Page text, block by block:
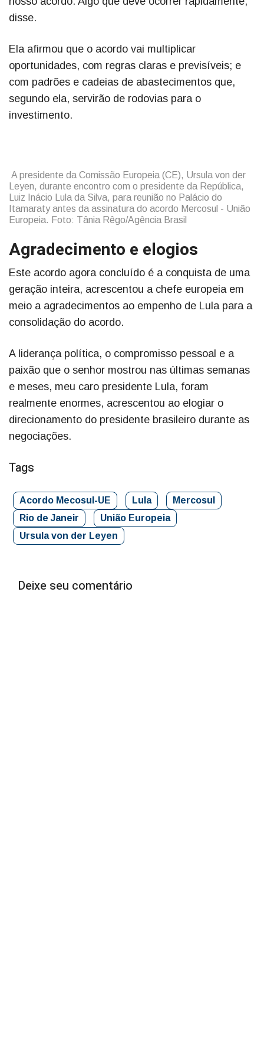
disse.
Ela afirmou que o acordo vai multiplicar
oportunidades, com regras claras e previsíveis; e
com padrões e cadeias de abastecimentos que,
segundo ela, servirão de rodovias para o
investimento.
A presidente da Comissão Europeia (CE), Ursula von der
Leyen, durante encontro com o presidente da República,
Luiz Inácio Lula da Silva, para reunião no Palácio do
Itamaraty antes da assinatura do acordo Mercosul - União
Europeia. Foto: Tânia Rêgo/Agência Brasil
Agradecimento e elogios
Este acordo agora concluído é a conquista de uma
geração inteira, acrescentou a chefe europeia em
meio a agradecimentos ao empenho de Lula para a
consolidação do acordo.
A liderança política, o compromisso pessoal e a
paixão que o senhor mostrou nas últimas semanas
e meses, meu caro presidente Lula, foram
realmente enormes, acrescentou ao elogiar o
direcionamento do presidente brasileiro durante as
negociações.
Tags
Acordo Mecosul-UE Lula
Mercosul
Rio de Janeir
União Europeia
Ursula von der Leyen
Deixe seu comentário